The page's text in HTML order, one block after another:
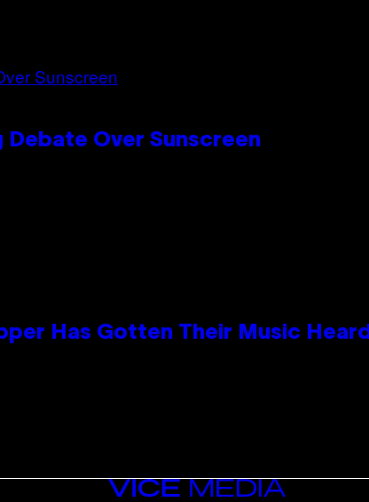
Debate Over Sunscreen
Has Gotten Their Music Heard
VICE